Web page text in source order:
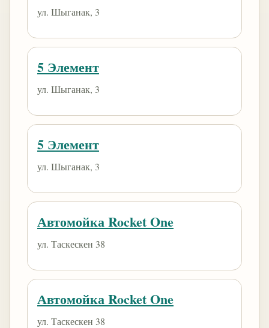
ул. Шыганак, 3
5 Элемент
ул. Шыганак, 3
5 Элемент
ул. Шыганак, 3
Автомойка Rocket One
ул. Таскескен 38
Автомойка Rocket One
ул. Таскескен 38